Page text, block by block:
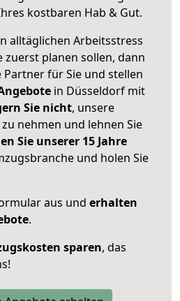
kostbaren Hab & Gut.
alltäglichen Arbeitsstress
zuerst planen sollen, dann
für Sie und stellen
in Düsseldorf mit
Sie nicht, unsere
nehmen und lehnen Sie
Sie unserer 15 Jahre
und holen Sie
aus und erhalten
.
sparen, das